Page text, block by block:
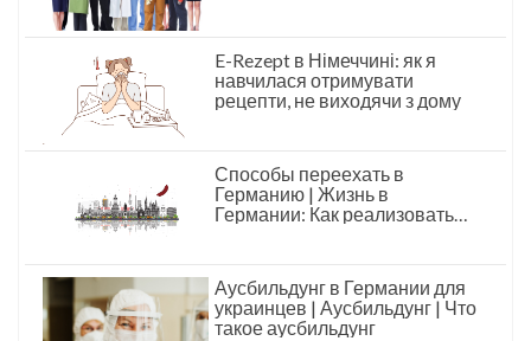
E-Rezept в Німеччині: як я
навчилася отримувати
рецепти, не виходячи з дому
Способы переехать в
Германию | Жизнь в
Германии: Как реализовать
Аусбильдунг в Германии для
украинцев | Аусбильдунг | Что
такое аусбильдунг